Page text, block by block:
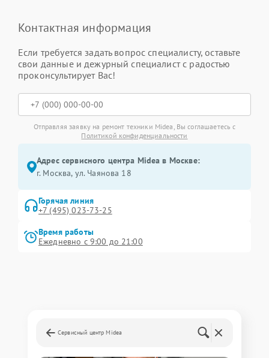
Контактная информация
Если требуется задать вопрос специалисту, оставьте
свои данные и дежурный специалист с радостью
проконсультирует Вас!
Отправляя заявку на ремонт техники Midea, Вы соглашаетесь с
Политикой конфиденциальности
Адрес сервисного центра Midea в Москве:
г. Москва, ул. Чаянова 18
Горячая линия
+7 (495) 023-73-25
Время работы
Ежедневно с 9:00 до 21:00
Сервисный центр Midea